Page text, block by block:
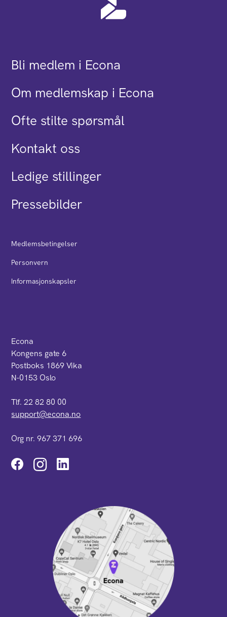
Bli medlem i Econa
Om medlemskap i Econa
Ofte stilte spørsmål
Kontakt oss
Ledige stillinger
Pressebilder
Medlemsbetingelser
Personvern
Informasjonskapsler
Econa
Kongens gate 6
Postboks 1869 Vika
N-0153 Oslo
Tlf. 22 82 80 00
support@econa.no
Org nr. 967 371 696
Instagram